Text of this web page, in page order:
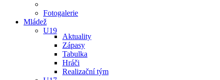
Fotogalerie
Mládež
U19
Aktuality
Zápasy
Tabulka
Hráči
Realizační tým